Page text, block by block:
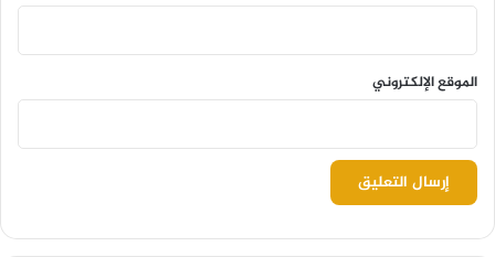
الموقع الإلكتروني